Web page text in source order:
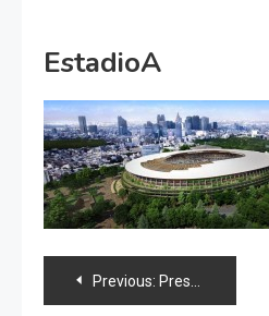
EstadioA
Navegación
Previous: Presentan 2 propuestas de estadio Olímpico para Tokyo 2020